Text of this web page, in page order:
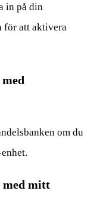
in på din
för att aktivera
om du
med mitt